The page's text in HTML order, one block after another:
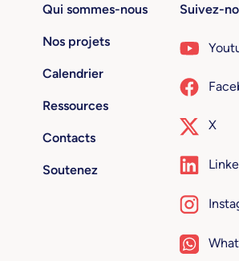
Qui sommes-nous
Nos projets
Calendrier
Ressources
Contacts
Soutenez
Suivez-
X